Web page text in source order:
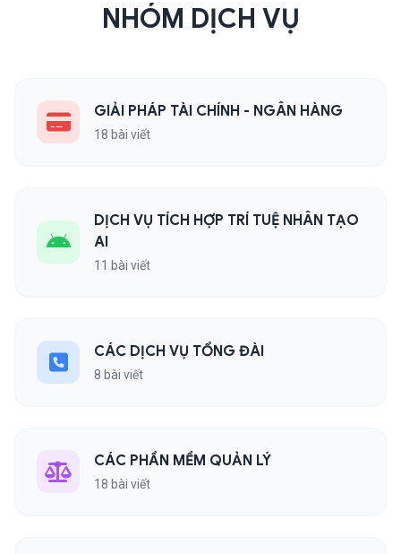
NHÓM DỊCH VỤ
GIẢI PHÁP TÀI CHÍNH - NGÂN HÀNG
18 bài viết
DỊCH VỤ TÍCH HỢP TRÍ TUỆ NHÂN TẠO
AI
11 bài viết
CÁC DỊCH VỤ TỔNG ĐÀI
8 bài viết
CÁC PHẦN MỀM QUẢN LÝ
18 bài viết